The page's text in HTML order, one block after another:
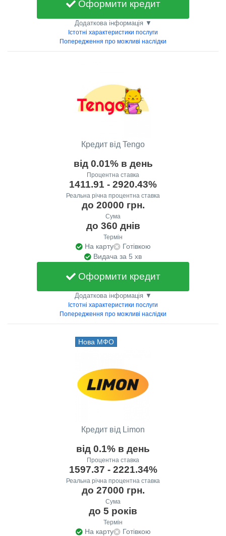
Оформити кредит
Додаткова інформація ▼
Істотні характеристики послуги
Попередження про можливі наслідки
Кредит від Tengo
від 0.01% в день
Процентна ставка
1411.91 - 2920.43%
Реальна річна процентна ставка
до 20000 грн.
Сума
до 360 днів
Термін
На карту
Готівкою
Видача за 5 хв
Оформити кредит
Додаткова інформація ▼
Істотні характеристики послуги
Попередження про можливі наслідки
Нова МФО
Кредит від Limon
від 0.1% в день
Процентна ставка
1597.37 - 2221.34%
Реальна річна процентна ставка
до 27000 грн.
Сума
до 5 років
Термін
На карту
Готівкою